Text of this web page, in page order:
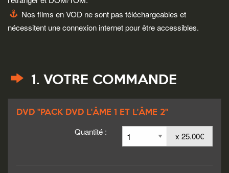
Nos films en VOD ne sont pas téléchargeables et
nécessitent une connexion internet pour être accessibles.
1. VOTRE COMMANDE
DVD "PACK DVD L'ÂME 1 ET L'ÂME 2"
Quantité : x 25.00€